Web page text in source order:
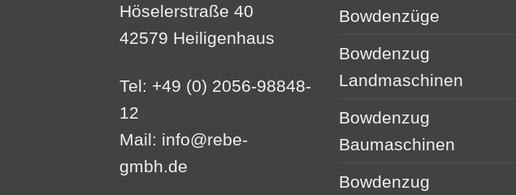
Höselerstraße 40
42579 Heiligenhaus
Tel: +49 (0) 2056-98848-
12
Mail: info@rebe-
gmbh.de
Bowdenzüge
Bowdenzug
Landmaschinen
Bowdenzug
Baumaschinen
Bowdenzug